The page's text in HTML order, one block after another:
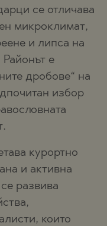
се отличава
микроклимат,
и липса на
е
дробове“ на
избор
курортно
и активна
развива
които